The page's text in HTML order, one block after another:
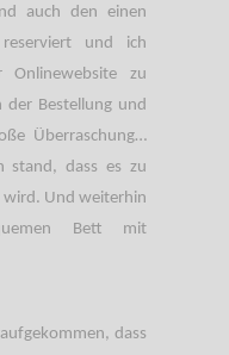
auch den einen
und ich
zu
der Bestellung und
Überraschung…
stand, dass es zu
wird. Und weiterhin
Bett mit
dass